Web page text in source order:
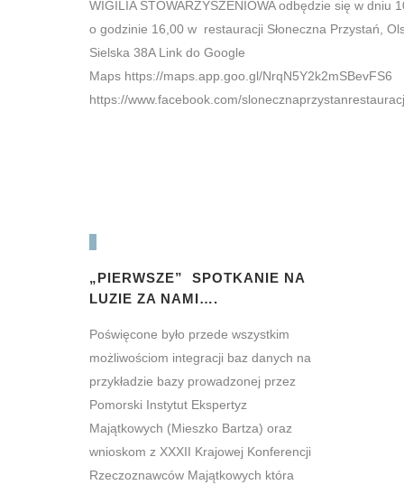
WIGILIA STOWARZYSZENIOWA odbędzie się w dniu
o godzinie 16,00 w restauracji Słoneczna Przystań,
Sielska 38A Link do Google
Maps https://maps.app.goo.gl/NrqN5Y2k2mSBevFS6
https://www.facebook.com/
„PIERWSZE” SPOTKANIE NA
LUZIE ZA NAMI….
Poświęcone było przede wszystkim
możliwościom integracji baz danych na
przykładzie bazy prowadzonej przez
Pomorski Instytut Ekspertyz
Majątkowych (Mieszko Bartza) oraz
wnioskom z XXXII Krajowej Konferencji
Rzeczoznawców Majątkowych która